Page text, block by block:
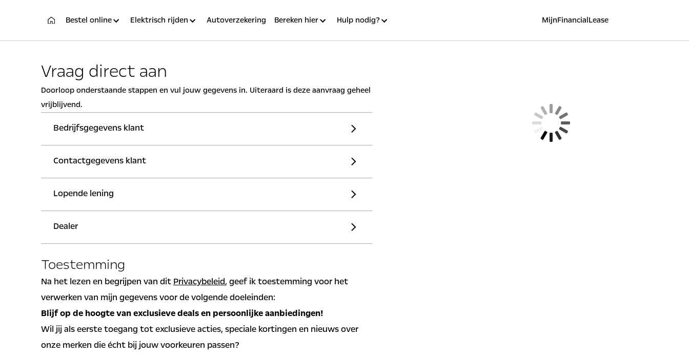
MijnFinancialLease
Bestel online Elektrisch rijden Autoverzekering Bereken hier Hulp nodig?
Vraag direct aan
Doorloop onderstaande stappen en vul jouw gegevens in. Uiteraard is deze aanvraag geheel
vrijblijvend.
Bedrijfsgegevens klant
KVK-nummer
IBAN
Contactgegevens klant
Geslacht
Tussenvoegsel
Achternaam bij geboorte
Telefoonnummer
Lopende lening
Financial Services?
Ja
Naam maatschappij
Dealer
Toestemming
Na het lezen en begrijpen van dit Privacybeleid, geef ik toestemming voor het
verwerken van mijn gegevens voor de volgende doeleinden:
Blijf op de hoogte van exclusieve deals en persoonlijke aanbiedingen!
Wil jij als eerste toegang tot exclusieve acties, speciale kortingen en nieuws over
onze merken die écht bij jouw voorkeuren passen?